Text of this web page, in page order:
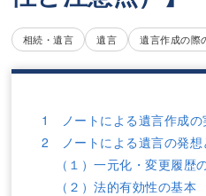
相続・遺言 遺言 遺言作成の際
1 ノートによる遺言作成の
2 ノートによる遺言の発想
（１）一元化・変更履歴
（２）法的有効性の基本